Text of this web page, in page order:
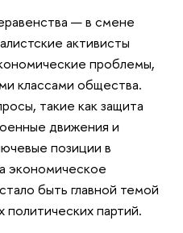
— в смене
активисты
проблемы,
классами общества.
такие как защита
движения и
позиции в
экономическое
быть главной темой
партий.